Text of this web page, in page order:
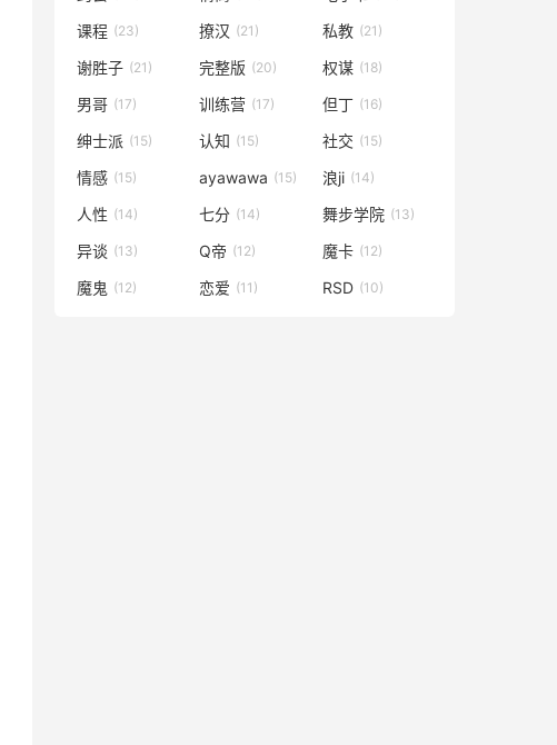
课程 (23) 撩汉 (21) 私教 (21)
谢胜子 (21) 完整版 (20) 权谋 (18)
男哥 (17) 训练营 (17) 但丁 (16)
绅士派 (15) 认知 (15) 社交 (15)
情感 (15) ayawawa (15) 浪ji (14)
人性 (14) 七分 (14) 舞步学院 (13)
异谈 (13) Q帝 (12) 魔卡 (12)
魔鬼 (12) 恋爱 (11) RSD (10)